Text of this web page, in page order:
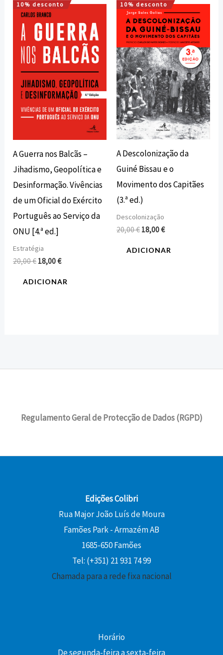
10% desconto
A Guerra nos Balcãs –
Jihadismo, Geopolítica e
Desinformação. Vivências
de um Oficial do Exército
Português ao Serviço da
ONU [4.ª ed.]
Estratégia
20,00€
O
preço
original
era:
20,00 €.
18,00€
O
atual
é:
18,00 €.
ADICIONAR
10% desconto
A Descolonização da
Guiné Bissau e o
Movimento dos Capitães
(3.ª ed.)
Descolonização
20,00€
O
preço
original
era:
20,00 €.
18,00€
O
preço
atual
é:
18,00 €.
ADICIONAR
Regulamento Geral de Protecção de Dados (RGPD)
Edições Colibri
Rua Major João Luís de Moura
Famões Park - Armazém AB
1685-650 Famões
Tel: (+351) 21 931 74 99
Chamada para a rede fixa nacional
Horário
De segunda-feira a sexta-feira